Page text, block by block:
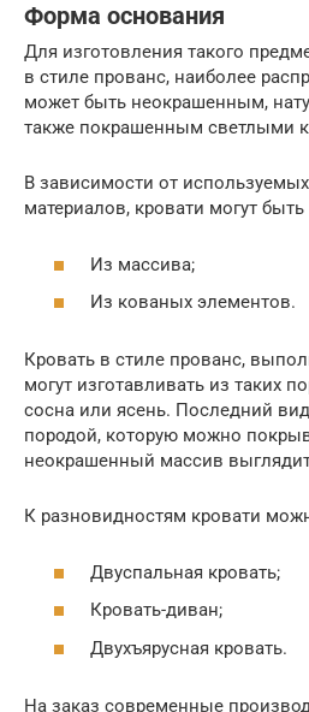
Форма основания
Для изготовления такого
в стиле прованс, наиболее
может быть неокрашенным,
также покрашенным светлыми
В зависимости от
материалов, кровати могут
Из массива;
Из кованых элементов.
Кровать в стиле прованс,
могут изготавливать из таких
сосна или ясень. Последний
породой, которую можно
неокрашенный массив
К разновидностям кровати
Двуспальная кровать;
Кровать-диван;
Двухъярусная кровать.
На заказ современные